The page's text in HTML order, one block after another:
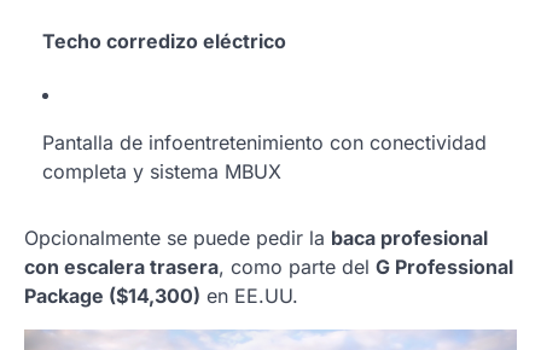
Techo corredizo eléctrico
Pantalla de infoentretenimiento con conectividad
completa y sistema MBUX
Opcionalmente se puede pedir la baca profesional
con escalera trasera, como parte del G Professional
Package ($14,300) en EE.UU.